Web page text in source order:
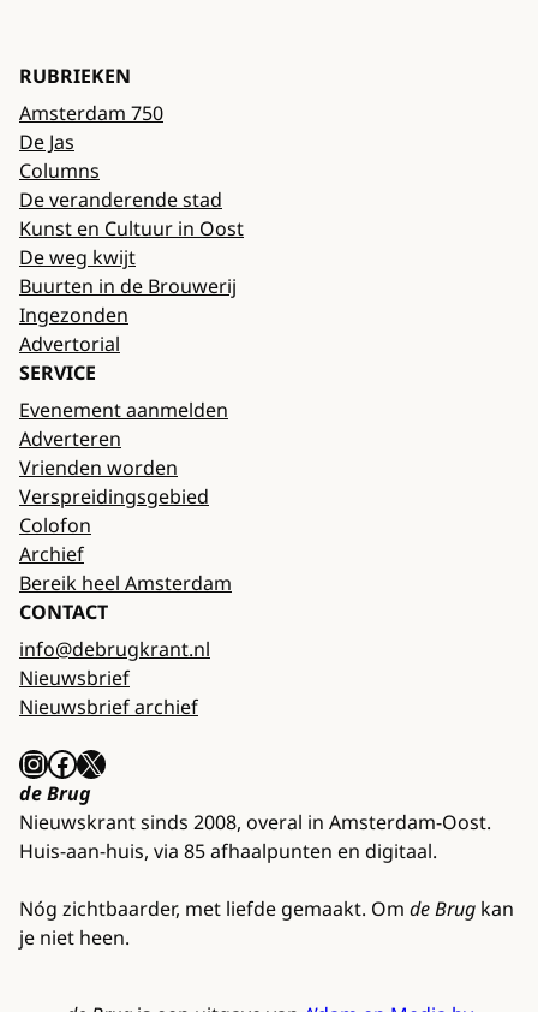
RUBRIEKEN
Amsterdam 750
De Jas
Columns
De veranderende stad
Kunst en Cultuur in Oost
De weg kwijt
Buurten in de Brouwerij
Ingezonden
Advertorial
SERVICE
Evenement aanmelden
Adverteren
Vrienden worden
Verspreidingsgebied
Colofon
Archief
Bereik heel Amsterdam
CONTACT
info@debrugkrant.nl
Nieuwsbrief
Nieuwsbrief archief
InstagramFacebook X
de Brug
Nieuwskrant sinds 2008, overal in Amsterdam-Oost.
Huis-aan-huis, via 85 afhaalpunten en digitaal.
Nóg zichtbaarder, met liefde gemaakt. Om de Brug kan
je niet heen.